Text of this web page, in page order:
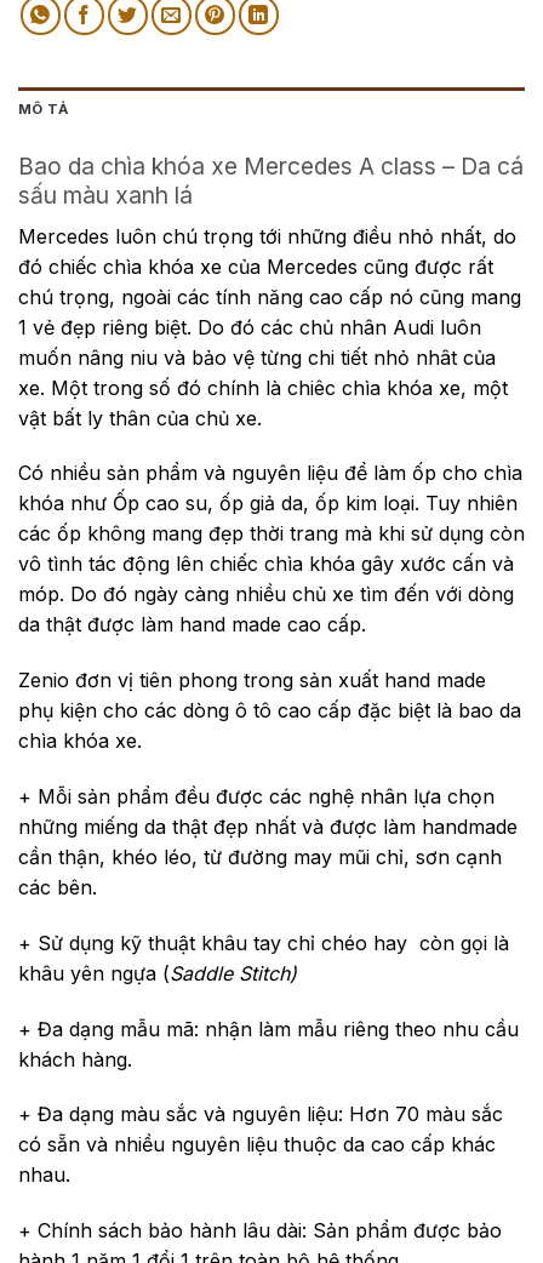
MÔ TẢ
Bao da chìa khóa xe Mercedes A class – Da cá
sấu màu xanh lá
Mercedes luôn chú trọng tới những điều nhỏ nhất, do
đó chiếc chìa khóa xe của Mercedes cũng được rất
chú trọng, ngoài các tính năng cao cấp nó cũng mang
1 vẻ đẹp riêng biệt. Do đó các chủ nhân Audi luôn
muốn nâng niu và bảo vệ từng chi tiết nhỏ nhât của
xe. Một trong số đó chính là chiêc chìa khóa xe, một
vật bất ly thân của chủ xe.
Có nhiều sản phẩm và nguyên liệu để làm ốp cho chìa
khóa như Ốp cao su, ốp giả da, ốp kim loại. Tuy nhiên
các ốp không mang đẹp thời trang mà khi sử dụng còn
vô tình tác động lên chiếc chìa khóa gây xước cấn và
móp. Do đó ngày càng nhiều chủ xe tìm đến với dòng
da thật được làm hand made cao cấp.
Zenio đơn vị tiên phong trong sản xuất hand made
phụ kiện cho các dòng ô tô cao cấp đặc biệt là bao da
chìa khóa xe.
+ Mỗi sản phẩm đều được các nghệ nhân lựa chọn
những miếng da thật đẹp nhất và được làm handmade
cần thận, khéo léo, từ đường may mũi chỉ, sơn cạnh
các bên.
+ Sử dụng kỹ thuật khâu tay chỉ chéo hay còn gọi là
khâu yên ngựa (Saddle Stitch)
+ Đa dạng mẫu mã: nhận làm mẫu riêng theo nhu cầu
khách hàng.
+ Đa dạng màu sắc và nguyên liệu: Hơn 70 màu sắc
có sẵn và nhiều nguyên liệu thuộc da cao cấp khác
nhau.
+ Chính sách bảo hành lâu dài: Sản phẩm được bảo